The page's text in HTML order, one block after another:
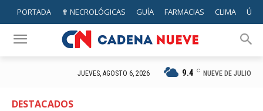
PORTADA ✟ NECROLÓGICAS GUÍA FARMACIAS CLIMA
JUEVES, AGOSTO 6, 2026 9.4 C NUEVE DE JULIO
DESTACADOS